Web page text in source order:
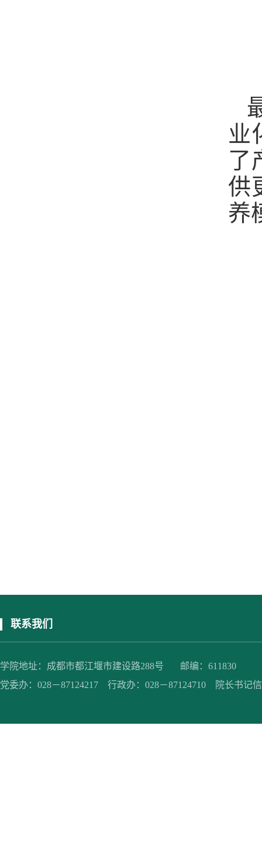
业
了
供
养
联系我们
学院地址：成都市都江堰市建设路288号 邮编：611830
党委办：028－87124217 行政办：028－87124710 院长书记信